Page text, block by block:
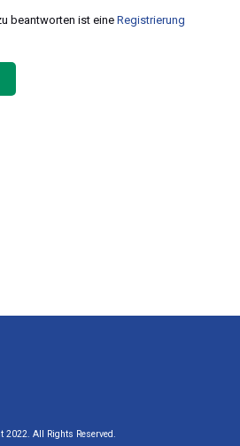
beantworten ist eine Registrierung
All Rights Reserved.